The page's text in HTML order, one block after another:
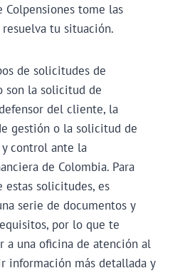
Colpensiones tome las
tu situación.
de solicitudes de
son la solicitud de
del cliente, la
gestión o la solicitud de
control ante la
de Colombia. Para
solicitudes, es
serie de documentos y
por lo que te
a una oficina de atención al
información más detallada y